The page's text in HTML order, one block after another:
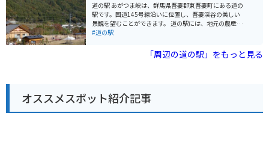
道の駅 あがつま峡は、群馬県吾妻郡東吾妻町にある道の
駅です。国道145号線沿いに位置し、吾妻渓谷の美しい
景観を望むことができます。 道の駅には、地元の農産物
や特産品を販売する直売所、レストラン、軽食コーナー
望台や、遊歩道も整備されています。 バイクで訪れる場
合、道の駅には広々とした駐車場が完備されているので
ゅうなどが有名です。道の駅 あがつま峡は、自然豊かな
環境の中で、地元の味覚や景色を楽しむことができるス
ポットです。
#道の駅
「周辺の道の駅」をもっと見る
オススメスポット紹介記事